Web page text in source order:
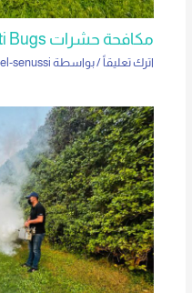
مكافحة حشرات Anti Bugs
اترك تعليقاً/ بواسطة senussi